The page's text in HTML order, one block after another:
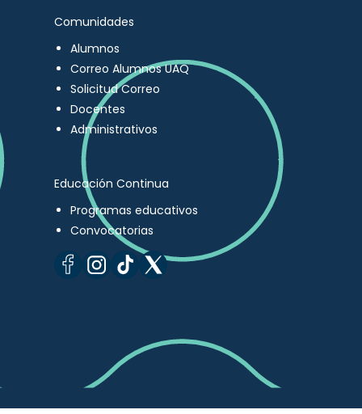
Comunidades
Alumnos
Correo Alumnos UAQ
Solicitud Correo
Docentes
Administrativos
Educación Continua
Programas educativos
Convocatorias